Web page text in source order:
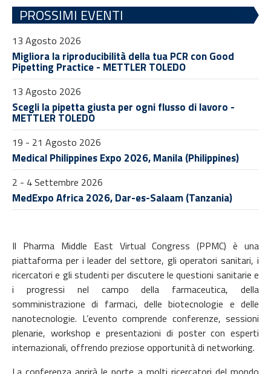
PROSSIMI EVENTI
13 Agosto 2026
Migliora la riproducibilità della tua PCR con Good
Pipetting Practice - METTLER TOLEDO
13 Agosto 2026
Scegli la pipetta giusta per ogni flusso di lavoro -
METTLER TOLEDO
19 - 21 Agosto 2026
Medical Philippines Expo 2026, Manila (Philippines)
2 - 4 Settembre 2026
MedExpo Africa 2026, Dar-es-Salaam (Tanzania)
Il Pharma Middle East Virtual Congress (PPMC) è una
piattaforma per i leader del settore, gli operatori sanitari, i
ricercatori e gli studenti per discutere le questioni sanitarie e
i progressi nel campo della farmaceutica, della
somministrazione di farmaci, delle biotecnologie e delle
nanotecnologie. L’evento comprende conferenze, sessioni
plenarie, workshop e presentazioni di poster con esperti
internazionali, offrendo preziose opportunità di networking.